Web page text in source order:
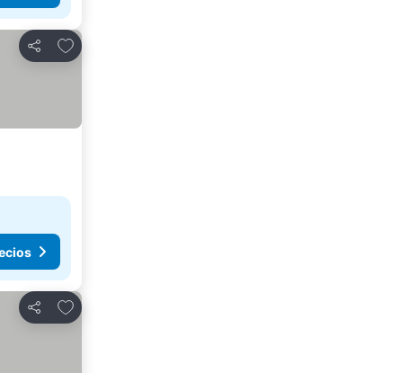
Compartir
Agregar a favoritos
Compartir
Agregar a favoritos